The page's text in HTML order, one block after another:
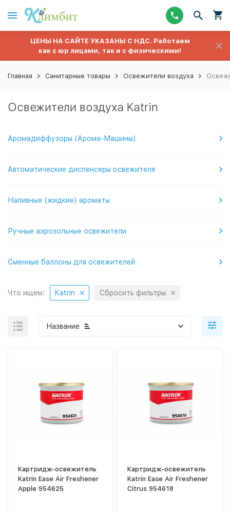
ЦЕНЫ НА САЙТЕ УКАЗАНЫ С НДС. Работаем
как с юр лицами, так и с физическими!
Главная Санитарные товары Освежители воздуха
Освежители воздуха Katrin
Аромадиффузоры (Арома-Машины)
Автоматические диспенсеры освежителя
Наливные (жидкие) ароматы
Ручные аэрозольные освежители
Сменные баллоны для освежителей
Что ищем: Katrin Сбросить фильтры
Название
Картридж-освежитель
Katrin Ease Air Freshener
Apple 954625
Картридж-освежитель
Katrin Ease Air Freshener
Citrus 954618